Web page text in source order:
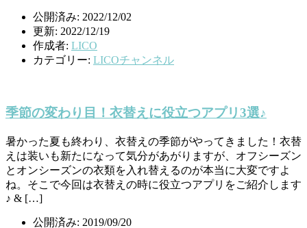
公開済み: 2022/12/02
更新: 2022/12/19
作成者: LICO
カテゴリー: LICOチャンネル
季節の変わり目！衣替えに役立つアプリ3選♪
暑かった夏も終わり、衣替えの季節がやってきました！衣替
えは装いも新たになって気分があがりますが、オフシーズン
とオンシーズンの衣類を入れ替えるのが本当に大変ですよ
ね。そこで今回は衣替えの時に役立つアプリをご紹介します
♪ & […]
公開済み: 2019/09/20